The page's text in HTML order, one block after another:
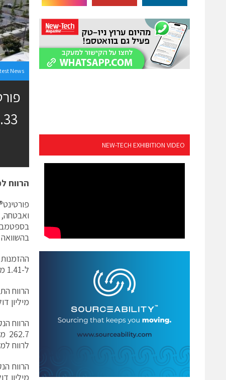
News
הרווח
בהשוואה ל-1.15 מיליארד דולר ברבעון
ל-1.41 מיליארד דולר ברבעון המקביל אשתקד.
מיליון
לרווח למניה של 0.33
NEW-TECH EXHIBITION VIDEO